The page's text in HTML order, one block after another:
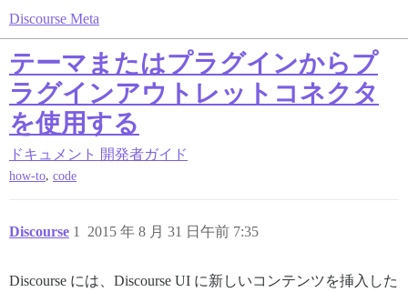
Discourse Meta
テーマまたはプラグインからプ
ラグインアウトレットコネクタ
を使用する
ドキュメント 開発者ガイド
how-to, code
Discourse 2015 年 8 月 31 日午前 7:35
1
Discourse には、Discourse UI に新しいコンテンツを挿入した